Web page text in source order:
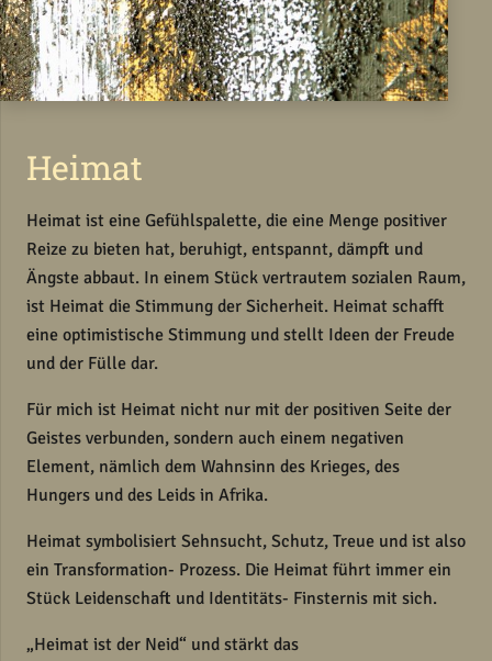
Heimat
Heimat ist eine Gefühlspalette, die eine Menge positiver
Reize zu bieten hat, beruhigt, entspannt, dämpft und
Ängste abbaut. In einem Stück vertrautem sozialen Raum,
ist Heimat die Stimmung der Sicherheit. Heimat schafft
eine optimistische Stimmung und stellt Ideen der Freude
und der Fülle dar.
Für mich ist Heimat nicht nur mit der positiven Seite der
Geistes verbunden, sondern auch einem negativen
Element, nämlich dem Wahnsinn des Krieges, des
Hungers und des Leids in Afrika.
Heimat symbolisiert Sehnsucht, Schutz, Treue und ist also
ein Transformation- Prozess. Die Heimat führt immer ein
Stück Leidenschaft und Identitäts- Finsternis mit sich.
„Heimat ist der Neid“ und stärkt das